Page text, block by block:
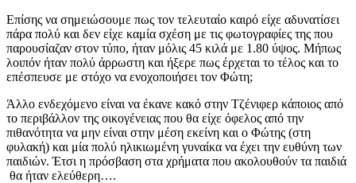
Επίσης να σημειώσουμε πως τον τελευταίο καιρό είχε αδυνατίσει
πάρα πολύ και δεν είχε καμία σχέση με τις φωτογραφίες της που
παρουσίαζαν στον τύπο, ήταν μόλις 45 κιλά με 1.80 ύψος. Μήπως
λοιπόν ήταν πολύ άρρωστη και ήξερε πως έρχεται το τέλος και το
επέσπευσε με στόχο να ενοχοποιήσει τον Φώτη;
Άλλο ενδεχόμενο είναι να έκανε κακό στην Τζένιφερ κάποιος από
το περιβάλλον της οικογένειας που θα είχε όφελος από την
πιθανότητα να μην είναι στην μέση εκείνη και ο Φώτης (στη
φυλακή) και μία πολύ ηλικιωμένη γυναίκα να έχει την ευθύνη των
παιδιών. Έτσι η πρόσβαση στα χρήματα που ακολουθούν τα παιδιά
θα ήταν ελεύθερη….